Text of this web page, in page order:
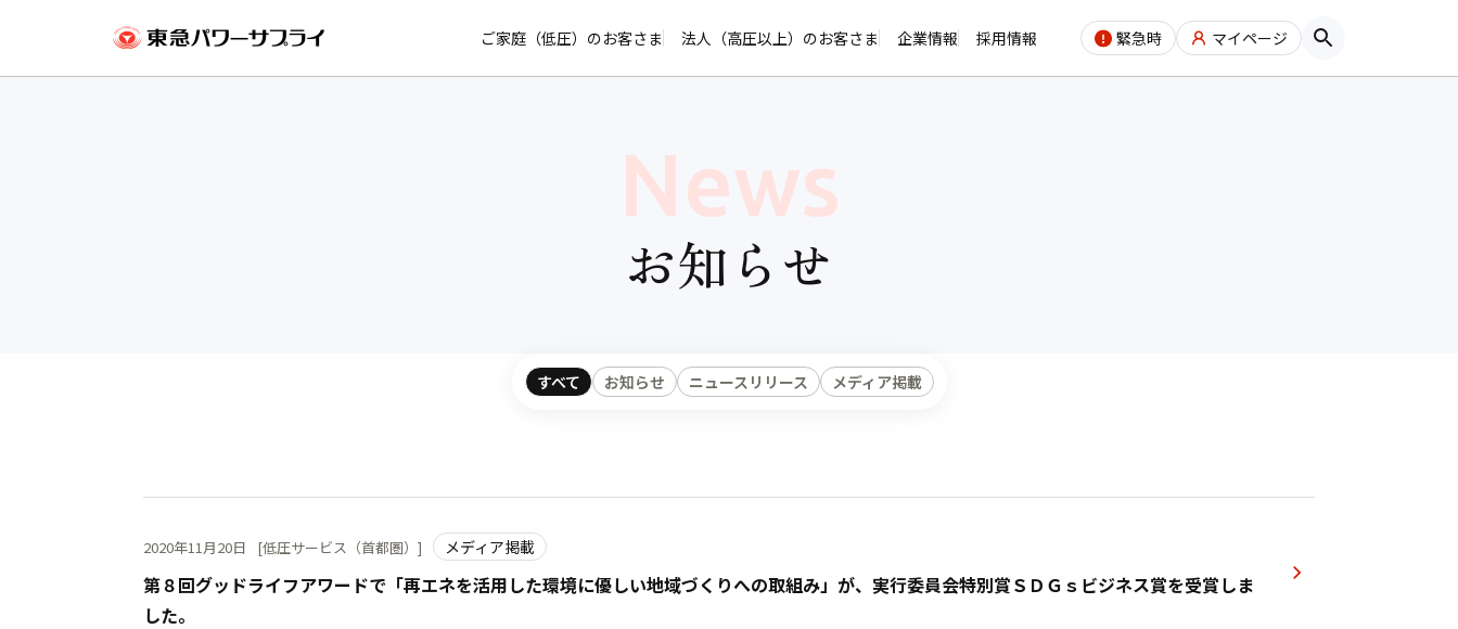
ご家庭（低圧）のお客さま 法人（高圧以上）のお客さま 企業情報 採用情報 緊急時 マイページ
News
お知らせ
すべて お知らせ ニュースリリース メディア掲載
第８回グッドライフアワードで「再エネを活用した環境に優しい地域づくりへの取組み」が、実行委員会特別賞ＳＤＧｓビジネス賞を受賞しま
した。
2020年11月20日 [低圧サービス（首都圏）] メディア掲載